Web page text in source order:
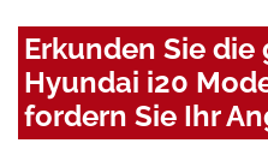
Erkunden Sie
Hyundai i20
fordern Sie Ihr